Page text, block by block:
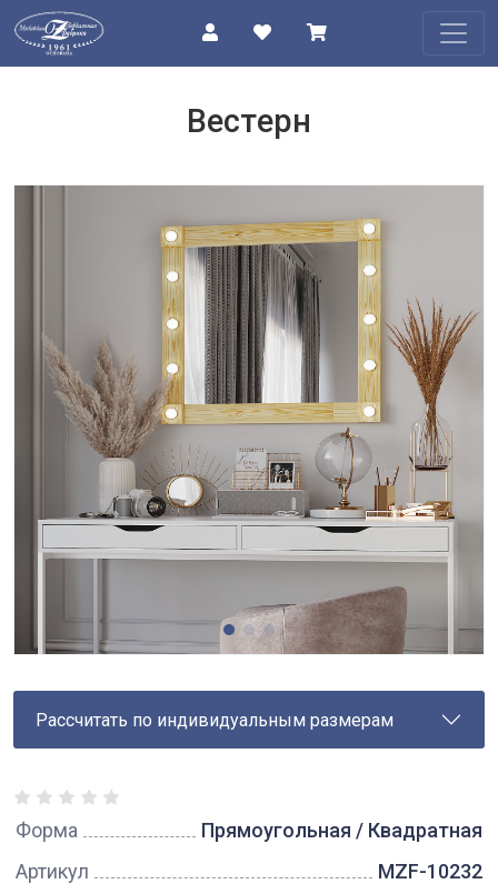
Вестерн
Рассчитать по индивидуальным размерам
Форма
Прямоугольная / Квадратная
Артикул
MZF-10232